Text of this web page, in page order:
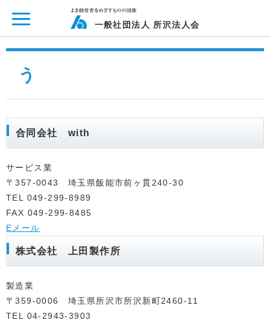
一般社団法人 所沢法人会
う
合同会社 with
サービス業
〒357-0043 埼玉県飯能市前ヶ貫240-30
TEL 049-299-8989
FAX 049-299-8485
Eメール
株式会社 上田製作所
製造業
〒359-0006 埼玉県所沢市所沢新町2460-11
TEL 04-2943-3903